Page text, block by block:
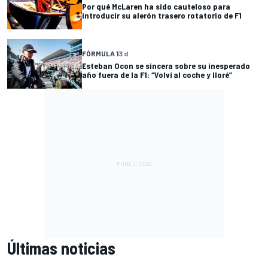
Por qué McLaren ha sido cauteloso para
introducir su alerón trasero rotatorio de F1
FÓRMULA 13 d
Esteban Ocon se sincera sobre su inesperado
año fuera de la F1: “Volví al coche y lloré”
Últimas noticias